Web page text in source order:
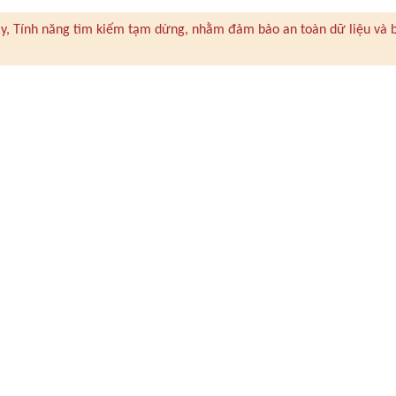
Tính năng tìm kiếm tạm dừng, nhằm đảm bảo an toàn dữ liệu và